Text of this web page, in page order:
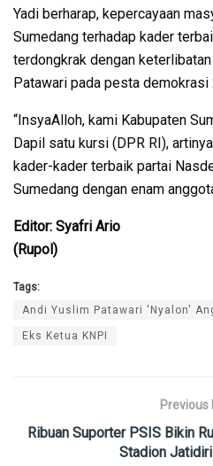
Yadi berharap, kepercayaan
Sumedang terhadap kader
terdongkrak dengan
Patawari pada pesta demokrasi
“InsyaAlloh, kami Kabupaten
Dapil satu kursi (DPR RI),
kader-kader terbaik partai
Sumedang dengan enam
Editor: Syafri Ario
(Rupol)
Tags:
Andi Yuslim Patawari 'Nyalon'
Eks Ketua KNPI
Previous
Ribuan Suporter PSIS Bikin
Stadion